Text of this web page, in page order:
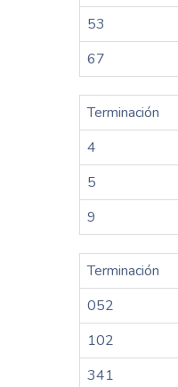
53
67
Terminación
4
5
9
Terminación
052
102
341